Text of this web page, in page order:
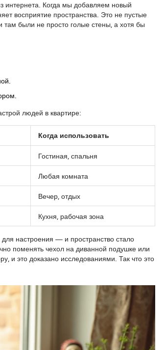
интернета. Когда мы добавляем новый
восприятие пространства. Это не пустые
были не просто голые стены, а хотя бы
людей в квартире:
Когда использовать
Гостиная, спальня
Любая комната
Вечер, отдых
Кухня, рабочая зона
настроения — и пространство стало
поменять чехол на диванной подушке или
и это доказано исследованиями. Так что это